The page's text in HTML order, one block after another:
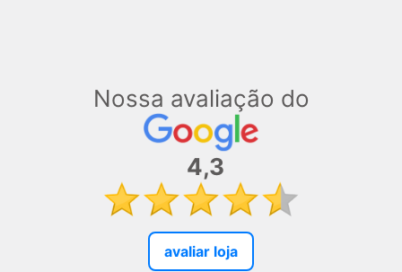
Nossa avaliação do
4,3
avaliar loja